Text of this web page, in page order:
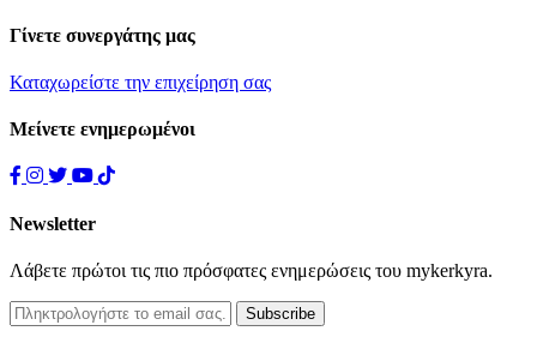
Γίνετε συνεργάτης μας
Καταχωρείστε την επιχείρηση σας
Μείνετε ενημερωμένοι
Newsletter
Λάβετε πρώτοι τις πιο πρόσφατες ενημερώσεις του mykerkyra.